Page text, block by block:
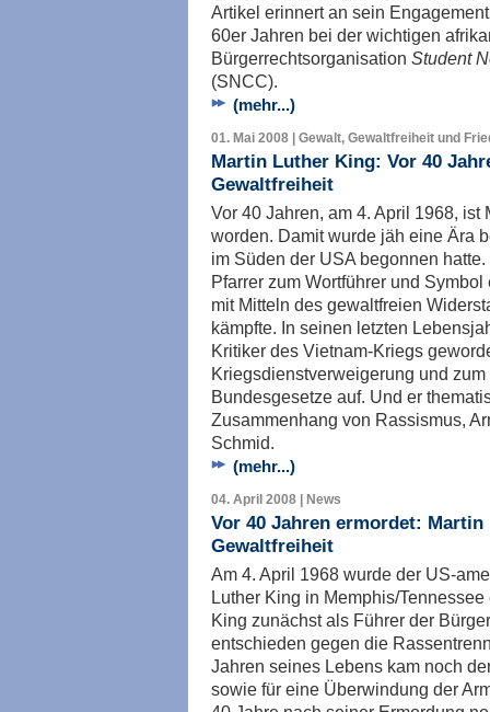
Artikel erinnert an sein
60er Jahren bei der wichtigen
Bürgerrechtsorganisation Student
(SNCC).
(mehr...)
01. Mai 2008 | Gewalt, Gewaltfreiheit und
Martin Luther King: Vor 40
Gewaltfreiheit
Vor 40 Jahren, am 4. April 1968, ist
worden. Damit wurde jäh eine Ära
im Süden der USA begonnen
Pfarrer zum Wortführer und
mit Mitteln des gewaltfreien
kämpfte. In seinen letzten
Kritiker des Vietnam-Kriegs
Kriegsdienstverweigerung und
Bundesgesetze auf. Und er
Zusammenhang von Rassismus,
Schmid.
(mehr...)
04. April 2008 | News
Vor 40 Jahren ermordet:
Gewaltfreiheit
Am 4. April 1968 wurde der US-
Luther King in Memphis/
King zunächst als Führer der
entschieden gegen die
Jahren seines Lebens kam noch
sowie für eine Überwindung der